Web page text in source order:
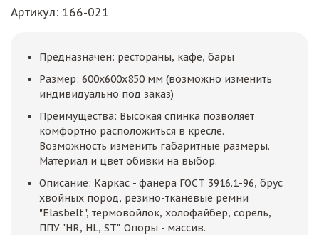
Артикул: 166-021
Предназначен: рестораны, кафе, бары
Размер: 600х600х850 мм (возможно изменить
индивидуально под заказ)
Преимущества: Высокая спинка позволяет
комфортно расположиться в кресле.
Возможность изменить габаритные размеры.
Материал и цвет обивки на выбор.
Описание: Каркас - фанера ГОСТ 3916.1-96, брус
хвойных пород, резино-тканевые ремни
"Elasbelt", термовойлок, холофайбер, сорель,
ППУ "HR, HL, ST". Опоры - массив.